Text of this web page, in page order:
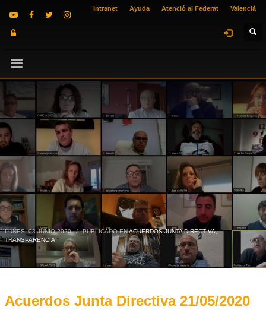
Intranet Ayuda Atenció al Federat Valencià
LUNES, 08 JUNIO 2020 / PUBLICADO ENACUERDOS JUNTA DIRECTIVA,
TRANSPARENCIA
Acuerdos Junta Directiva 21/05/2020